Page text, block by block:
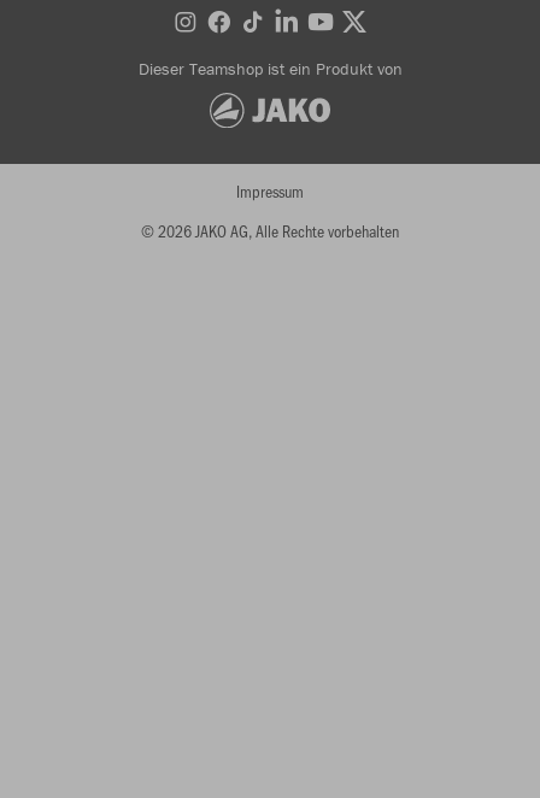
Dieser Teamshop ist ein Produkt von
© 2026 JAKO AG, Alle Rechte vorbehalten
Impressum